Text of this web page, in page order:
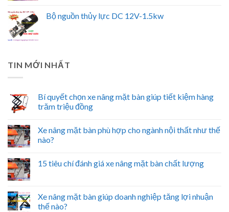
Bộ nguồn thủy lực DC 12V-1.5kw
TIN MỚI NHẤT
Bí quyết chọn xe nâng mặt bàn giúp tiết kiệm hàng
trăm triệu đồng
Xe nâng mặt bàn phù hợp cho ngành nội thất như thế
nào?
15 tiêu chí đánh giá xe nâng mặt bàn chất lượng
Xe nâng mặt bàn giúp doanh nghiệp tăng lợi nhuận
thế nào?